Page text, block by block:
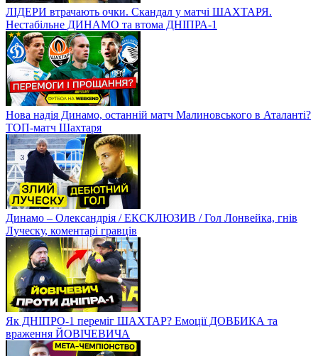
ЛІДЕРИ втрачають очки. Скандал у матчі ШАХТАРЯ.
Нестабільне ДИНАМО та втома ДНІПРА-1
Нова надія Динамо, останній матч Малиновського в Аталанті?
ТОП-матч Шахтаря
Динамо – Олександрія / ЕКСКЛЮЗИВ / Гол Лонвейка, гнів
Луческу, коментарі гравців
Як ДНІПРО-1 переміг ШАХТАР? Емоції ДОВБИКА та
враження ЙОВІЧЕВИЧА